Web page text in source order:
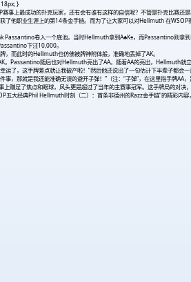
}
赛事上最成功的扑克玩家，还有会有谁有这样的自信呢？不管是扑克比
他职业生涯上的第14条金手链。而为了让大家可以对Hellmuth 在
Passantino卷入一个底池。当时Hellmuth拿到A♣K♠，而Passantino则拿到
下注10,000。
而此时的Hellmuth也仿佛被牌神附体般，准确地丢掉了AK。
。Passantino随后也对Hellmuth亮出了AA。随着AA的亮出，Hellmuth就
运了，这手牌差点就让我破产啦！”然后他还说出了一句估计下半辈子都会
事，那就是我还能准确无误的避开子弹！”（注：“子弹”，在这里指手牌AA
赚足了焦点和眼球，风头更是超过了当年的主赛事冠军。这手牌局的对
五大经典Phil Hellmuth时刻（二）：首条非德州的Razz金手链”的精彩内容